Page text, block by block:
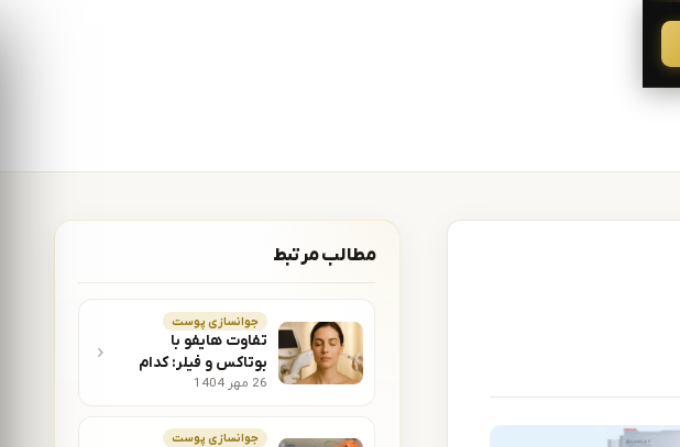
مطالب مرتبط
جوانسازی پوست
تفاوت هایفو با
بوتاکس و فیلر: کدام
روش جوانسازی بهتر
26 مهر 1404
جوانسازی پوست